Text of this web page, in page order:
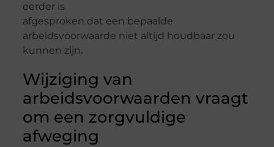
eerder is
afgesproken dat een bepaalde
arbeidsvoorwaarde niet altijd houdbaar zou
kunnen zijn.
Wijziging van
arbeidsvoorwaarden vraagt
om een zorgvuldige
afweging